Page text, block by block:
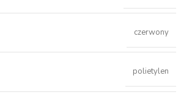
czerwony
polietylen